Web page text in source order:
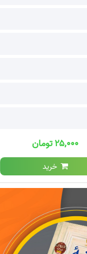
۲۵,۰۰۰ تومان
خرید